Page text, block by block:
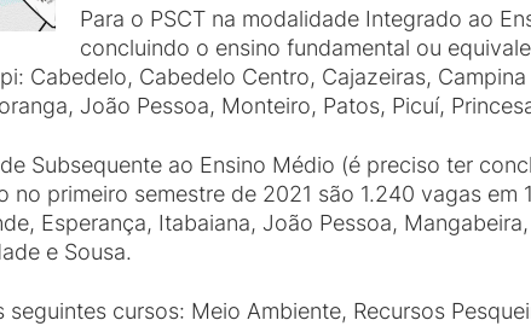
Para o PSCT na modalidade Integrado ao
concluindo o ensino fundamental ou
Cabedelo, Cabedelo Centro, Cajazeiras,
João Pessoa, Monteiro, Patos, Picuí,
Subsequente ao Ensino Médio (é preciso ter
no primeiro semestre de 2021 são 1.240 vagas
Esperança, Itabaiana, João Pessoa,
e Sousa.
cursos: Meio Ambiente, Recursos